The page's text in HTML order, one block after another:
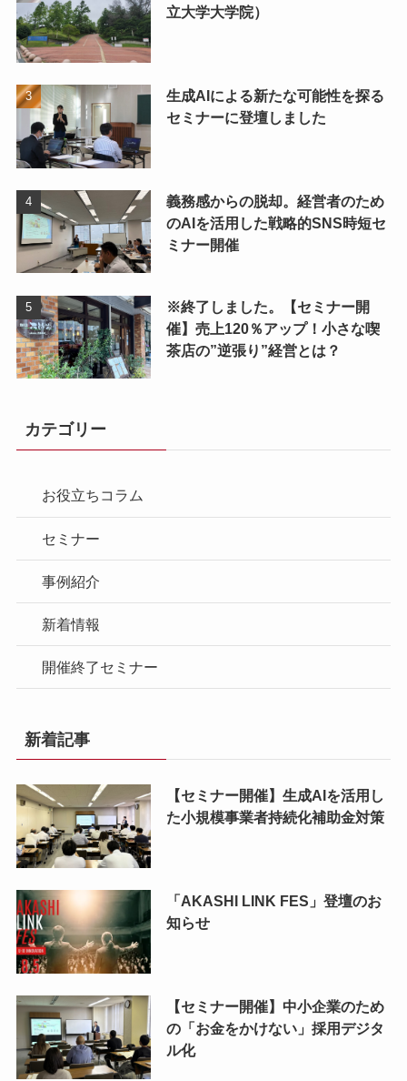
立大学大学院）
生成AIによる新たな可能性を探る
セミナーに登壇しました
義務感からの脱却。経営者のため
のAIを活用した戦略的SNS時短セ
ミナー開催
※終了しました。【セミナー開
催】売上120％アップ！小さな喫
茶店の”逆張り”経営とは？
カテゴリー
お役立ちコラム
セミナー
事例紹介
新着情報
開催終了セミナー
新着記事
【セミナー開催】生成AIを活用し
た小規模事業者持続化補助金対策
「AKASHI LINK FES」登壇のお
知らせ
【セミナー開催】中小企業のため
の「お金をかけない」採用デジタ
ル化